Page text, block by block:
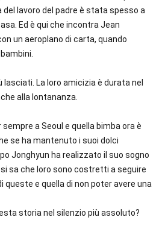
del lavoro del padre è stata spesso a
Ed è qui che incontra Jean
un aeroplano di carta, quando
lasciati. La loro amicizia è durata nel
alla lontananza.
a Seoul e quella bimba ora è
se ha mantenuto i suoi dolci
Jonghyun ha realizzato il suo sogno
sa che loro sono costretti a seguire
queste e quella di non poter avere una
storia nel silenzio più assoluto?